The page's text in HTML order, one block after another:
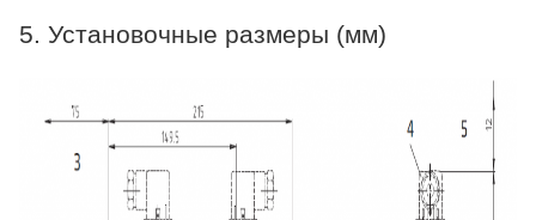
5. Установочные размеры (мм)